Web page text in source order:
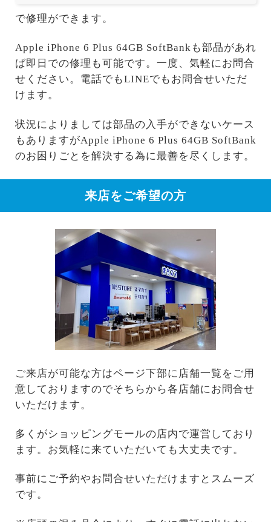
で修理ができます。
Apple iPhone 6 Plus 64GB SoftBankも部品があれ
ば即日での修理も可能です。一度、気軽にお問合
せください。電話でもLINEでもお問合せいただ
けます。
状況によりましては部品の入手ができないケース
もありますがApple iPhone 6 Plus 64GB SoftBank
のお困りごとを解決する為に最善を尽くします。
来店をご希望の方
ご来店が可能な方はページ下部に店舗一覧をご用
意しておりますのでそちらから各店舗にお問合せ
いただけます。
多くがショッピングモールの店内で運営しており
ます。お気軽に来ていただいても大丈夫です。
事前にご予約やお問合せいただけますとスムーズ
です。